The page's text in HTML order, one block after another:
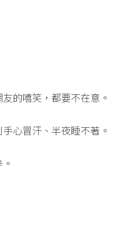
的嘻笑，都要不在意。
心冒汗、半夜睡不著。